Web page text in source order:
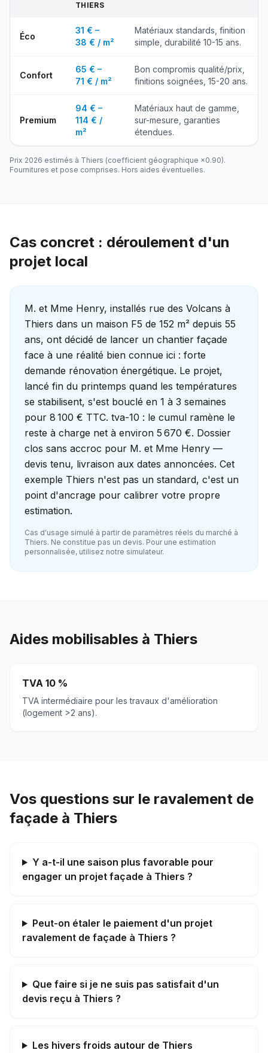
THIERS
Éco
31 € –
38 € / m²
Matériaux standards, finition
simple, durabilité 10-15 ans.
Confort
65 € –
71 € / m²
Bon compromis qualité/prix,
finitions soignées, 15-20 ans.
Premium
94 € –
114 € /
m²
Matériaux haut de gamme,
sur-mesure, garanties
étendues.
Prix 2026 estimés à Thiers (coefficient géographique ×0.90).
Fournitures et pose comprises. Hors aides éventuelles.
Cas concret : déroulement d'un
projet local
M. et Mme Henry, installés rue des Volcans à
Thiers dans un maison F5 de 152 m² depuis 55
ans, ont décidé de lancer un chantier façade
face à une réalité bien connue ici : forte
demande rénovation énergétique. Le projet,
lancé fin du printemps quand les températures
se stabilisent, s'est bouclé en 1 à 3 semaines
pour 8 100 € TTC. tva-10 : le cumul ramène le
reste à charge net à environ 5 670 €. Dossier
clos sans accroc pour M. et Mme Henry —
devis tenu, livraison aux dates annoncées. Cet
exemple Thiers n'est pas un standard, c'est un
point d'ancrage pour calibrer votre propre
estimation.
Cas d'usage simulé à partir de paramètres réels du marché à
Thiers. Ne constitue pas un devis. Pour une estimation
personnalisée, utilisez notre simulateur.
Aides mobilisables à Thiers
TVA 10 %
TVA intermédiaire pour les travaux d'amélioration
(logement >2 ans).
Vos questions sur le ravalement de
façade à Thiers
Y a-t-il une saison plus favorable pour
engager un projet façade à Thiers ?
Peut-on étaler le paiement d'un projet
ravalement de façade à Thiers ?
Que faire si je ne suis pas satisfait d'un
devis reçu à Thiers ?
Les hivers froids autour de Thiers